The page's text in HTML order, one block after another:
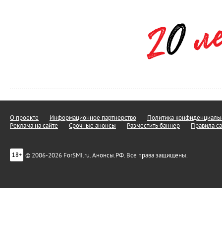
О проекте Информационное партнерство
Политика
Реклама на сайте
Срочные анонсы Разместить баннер Правила
18+ © 2006-2026 ForSMI.ru. Анонсы.РФ. Все права защищены.